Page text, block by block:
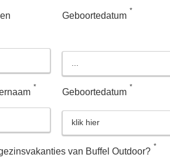
Geboortedatum *
* Geboortedatum *
klik hier
van Buffel Outdoor? *